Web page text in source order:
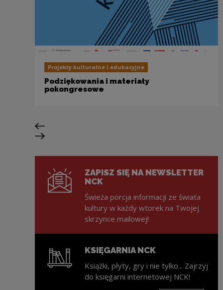
Projekty kulturalne i edukacyjne
Podziękowania i materiały
pokongresowe
Poprzedni slajd
Następny slajd
ZAPISZ SIĘ NA NEWSLETTER
NCK
Świeża porcja informacji ze świata
kultury w każdy wtorek na Twojej
skrzynce mailowej!
KSIĘGARNIA NCK
Książki, płyty, gry i nie tylko... Zajrzyj
do księgarni internetowej NCK!